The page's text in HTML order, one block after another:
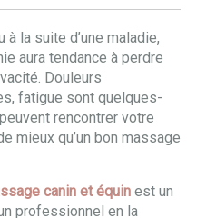
à la suite d’une maladie,
aura tendance à perdre
Douleurs
fatigue sont quelques-
rencontrer votre
mieux qu’un bon massage
canin et équin est un
professionnel en la